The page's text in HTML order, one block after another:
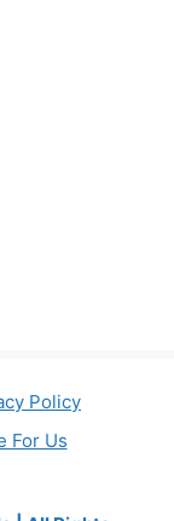
Policy
For Us